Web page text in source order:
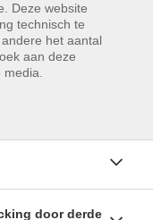
Herk-de-
Deze website
technisch te
het aantal
aan deze
door derde